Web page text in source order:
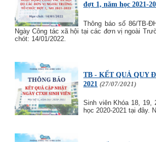
đợt 1, năm học 2021-
Thông báo số 86/TB-
Ngày Công tác xã hội tại các đơn vị ngoài
chót: 14/01/2022.
TB - KẾT QUẢ QUY
2021 (27/07/2021)
Sinh viên Khóa 18, 19,
học 2020-2021 tại đây.